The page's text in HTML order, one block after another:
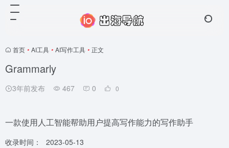
首页 • AI工具 • AI写作工具 • 正文
Grammarly
3年前发布 467 0 0
一款使用人工智能帮助用户提高写作能力的写作助手
收录时间：
2023-05-13